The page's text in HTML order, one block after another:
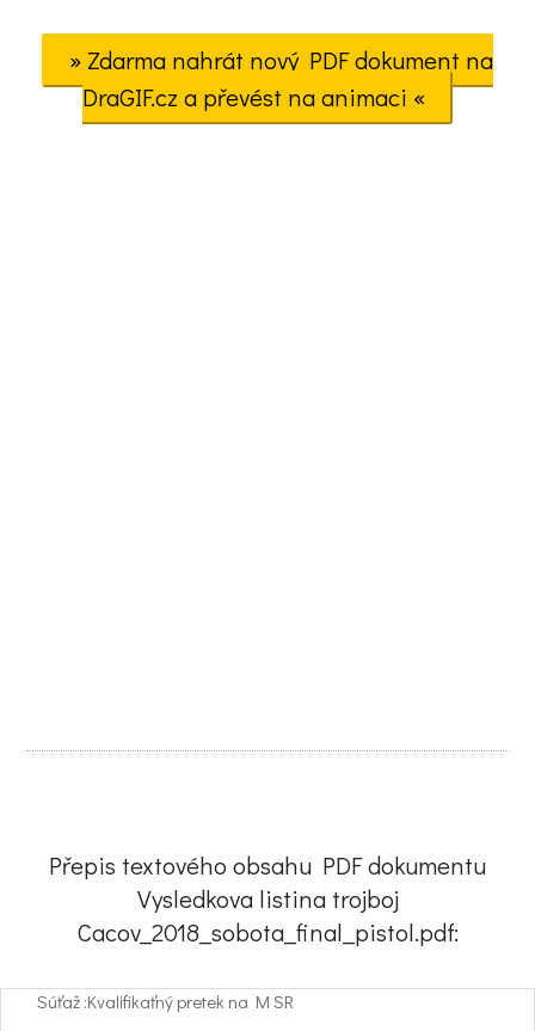
» Zdarma nahrát nový PDF dokument na
DraGIF.cz a převést na animaci «
Přepis textového obsahu PDF dokumentu
Vysledkova listina trojboj
Cacov_2018_sobota_final_pistol.pdf:
Súťaž :Kvalifikaťný pretek na M SR